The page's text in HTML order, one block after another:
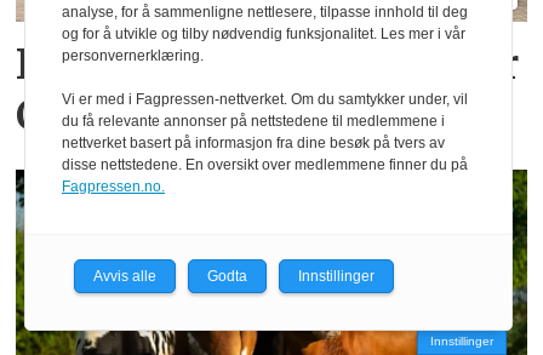
Komfort er stikkordet for
Claas Axion 8
Innstillinger
analyse, for å sammenligne nettlesere, tilpasse innhold til deg
og for å utvikle og tilby nødvendig funksjonalitet. Les mer i vår
personvernerklæring.
Vi er med i Fagpressen-nettverket. Om du samtykker under, vil
du få relevante annonser på nettstedene til medlemmene i
nettverket basert på informasjon fra dine besøk på tvers av
disse nettstedene. En oversikt over medlemmene finner du på
Fagpressen.no.
Avvis alle Godta Innstillinger